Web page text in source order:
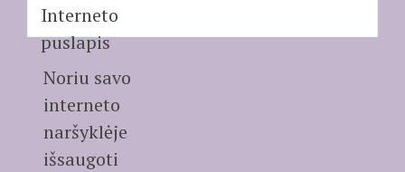
Interneto
puslapis
Noriu savo
interneto
naršyklėje
išsaugoti